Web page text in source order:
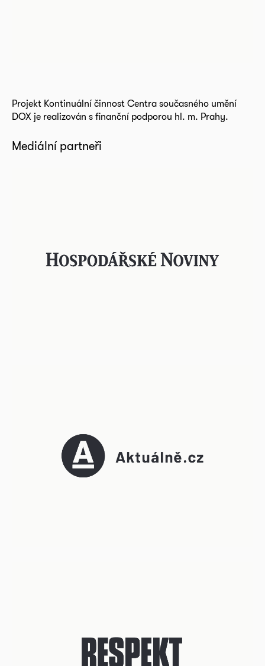
Projekt Kontinuální činnost Centra současného umění
DOX je realizován s finanční podporou hl. m. Prahy.
Mediální partneři